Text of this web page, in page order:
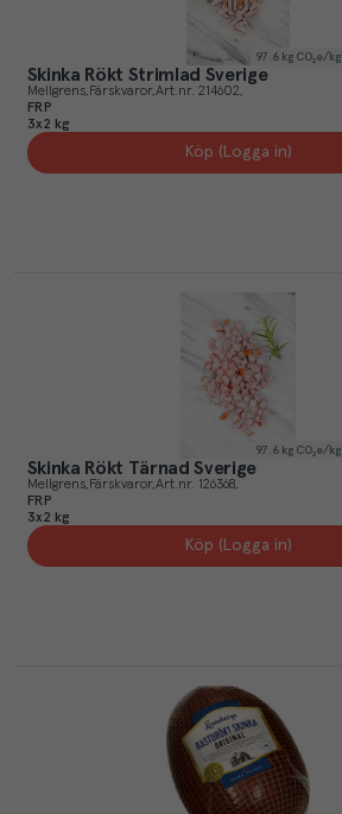
97.6 kg CO₂e/kg
Skinka Rökt Strimlad Sverige
Mellgrens Färskvaror Art.nr. 214602
FRP
3x2 kg
Köp (Logga in)
97.6 kg CO₂e/kg
Skinka Rökt Tärnad Sverige
Mellgrens Färskvaror Art.nr. 126368
FRP
3x2 kg
Köp (Logga in)